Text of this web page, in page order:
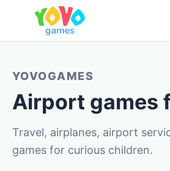
YOVOGAMES
Airport games
Travel, airplanes, airport
games for curious children.